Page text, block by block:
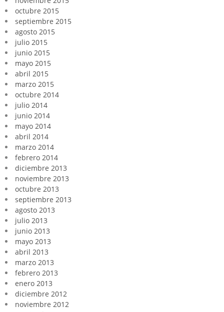
octubre 2015
septiembre 2015
agosto 2015
julio 2015
junio 2015
mayo 2015
abril 2015
marzo 2015
octubre 2014
julio 2014
junio 2014
mayo 2014
abril 2014
marzo 2014
febrero 2014
diciembre 2013
noviembre 2013
octubre 2013
septiembre 2013
agosto 2013
julio 2013
junio 2013
mayo 2013
abril 2013
marzo 2013
febrero 2013
enero 2013
diciembre 2012
noviembre 2012